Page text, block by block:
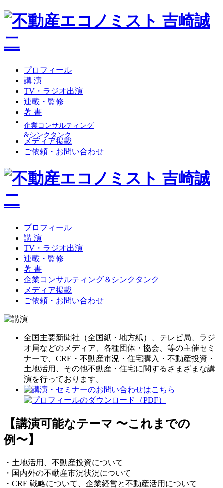
プロフィール
講 演
TV・ラジオ出演
連載・監修
著 書
企業コンサルティング
&シンクタンク
メディア掲載
ご依頼・お問い合わせ
プロフィール
講 演
TV・ラジオ出演
連載・監修
著 書
企業コンサルティング＆シンクタンク
メディア掲載
ご依頼・お問い合わせ
全国主要新聞社（全国紙・地方紙）、テレビ局、ラジ
オ局などのメディア、各種団体・協会、等の主催セミ
ナーで、CRE・不動産市況・住宅購入・不動産投資・
土地活用、その他不動産・住宅に関するさまざまな講
演を行っております。
【講演可能なテーマ 〜これまでの
例〜】
・土地活用、不動産投資について
・国内外の不動産市況状況について
・CRE 戦略について、企業経営と不動産活用について